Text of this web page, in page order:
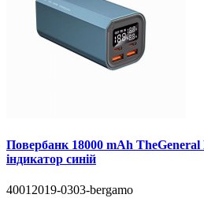
Повербанк 18000 mAh
індикатор синій
40012019-0303-bergamo